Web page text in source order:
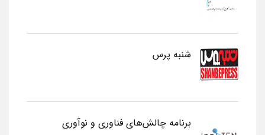
شنبه پرس
برنامه چالش‌های فناوری و نوآوری